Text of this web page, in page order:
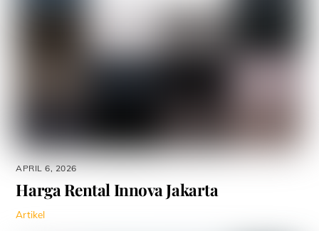
APRIL 6, 2026
Harga Rental Innova Jakarta
Artikel